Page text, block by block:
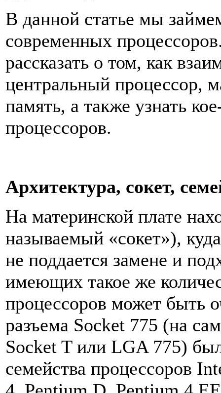
В данной статье мы
современных
рассказать о том, как
центральный процессор,
память, а также узнать
процессоров.
Архитектура, сокет,
На материнской плате
называемый «сокет»),
не поддается замене и
имеющих такое же
процессоров может быть
разъема Socket 775 (на
Socket T или LGA 775)
семейства процессоров